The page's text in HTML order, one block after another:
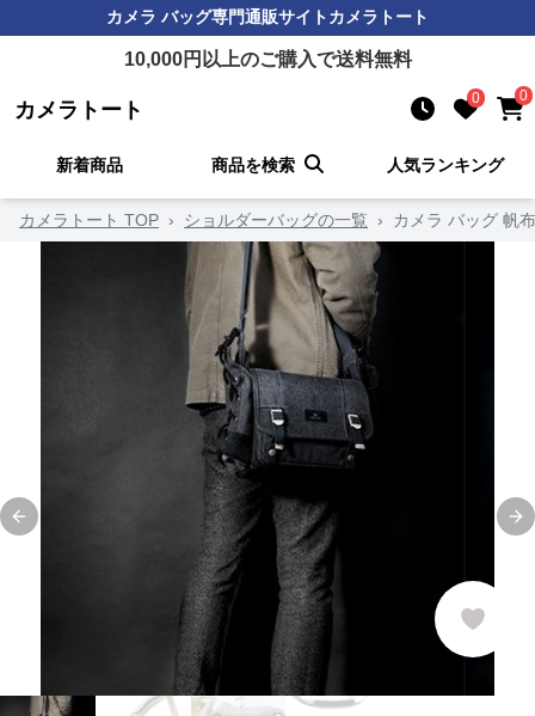
カメラ バッグ専門通販サイトカメラトート
10,000円以上のご購入で送料無料
カメラトート 0 0
新着商品 商品を検索 人気ランキング
カメラトート TOP › ショルダーバッグの一覧 › カメラ バッグ 帆
Previous slide